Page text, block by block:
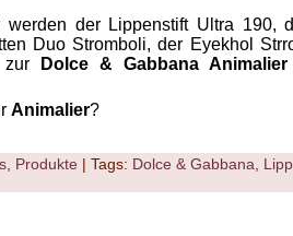
werden der Lippenstift Ultra 190,
Duo Stromboli, der Eyekhol
zur
Dolce & Gabbana Animalier
Animalier?
Produkte | Tags: Dolce & Gabbana